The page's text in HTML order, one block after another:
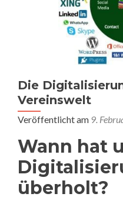
Die
Vereinswelt
Veröffentlicht am 9.
Wann hat
überholt?